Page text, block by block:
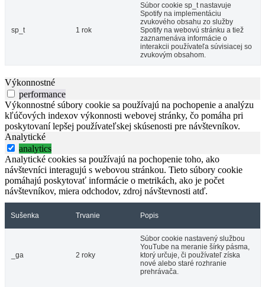
sp_t 1 rok
Súbor cookie sp_t nastavuje
Spotify na implementáciu
zvukového obsahu zo služby
Spotify na webovú stránku a tiež
zaznamenáva informácie o
interakcii používateľa súvisiacej so
zvukovým obsahom.
Výkonnostné
performance
Výkonnostné súbory cookie sa používajú na pochopenie a analýzu
kľúčových indexov výkonnosti webovej stránky, čo pomáha pri
poskytovaní lepšej používateľskej skúsenosti pre návštevníkov.
Analytické
analytics
Analytické cookies sa používajú na pochopenie toho, ako
návštevníci interagujú s webovou stránkou. Tieto súbory cookie
pomáhajú poskytovať informácie o metrikách, ako je počet
návštevníkov, miera odchodov, zdroj návštevnosti atď.
Sušenka Trvanie Popis
_ga 2 roky
Súbor cookie nastavený službou
YouTube na meranie šírky pásma,
ktorý určuje, či používateľ získa
nové alebo staré rozhranie
prehrávača.